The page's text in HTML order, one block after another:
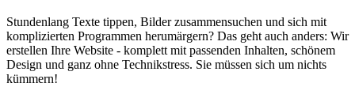
Stundenlang Texte tippen, Bilder zusammensuchen und sich mit
komplizierten Programmen herumärgern? Das geht auch anders: Wir
erstellen Ihre Website - komplett mit passenden Inhalten, schönem
Design und ganz ohne Technikstress. Sie müssen sich um nichts
kümmern!